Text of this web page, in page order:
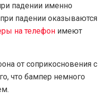
падении именно
падении оказываются
на телефон имеют
от соприкосновения с
что бампер немного